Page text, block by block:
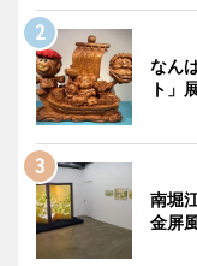
なん
ト」
南堀
金屏